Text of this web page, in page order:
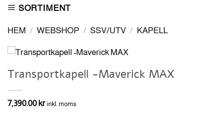
SORTIMENT
HEM / WEBSHOP / SSV/UTV / KAPELL
Transportkapell -Maverick MAX
7,390.00 kr inkl. moms